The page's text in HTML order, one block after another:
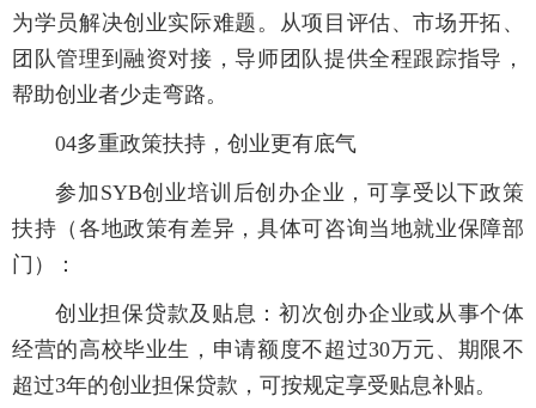
为学员解决创业实际难题。从项目评估、市场开拓、
团队管理到融资对接，导师团队提供全程跟踪指导，
帮助创业者少走弯路。
04多重政策扶持，创业更有底气
参加SYB创业培训后创办企业，可享受以下政策
扶持（各地政策有差异，具体可咨询当地就业保障部
门）：
创业担保贷款及贴息：初次创办企业或从事个体
经营的高校毕业生，申请额度不超过30万元、期限不
超过3年的创业担保贷款，可按规定享受贴息补贴。